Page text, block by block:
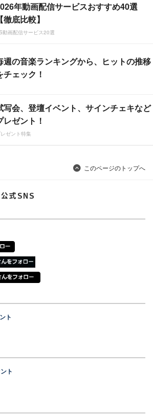
年動画配信サービスおすすめ40選
【徹底比較】
動画配信サービス20選
週の音楽ランキングから、ヒットの推移
チェック！
写会、登壇イベント、サインチェキなど
レゼント！
ゼント特集
このページのトップへ
ト
ト